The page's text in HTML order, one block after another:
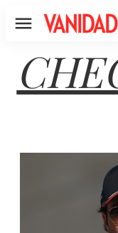
Menú